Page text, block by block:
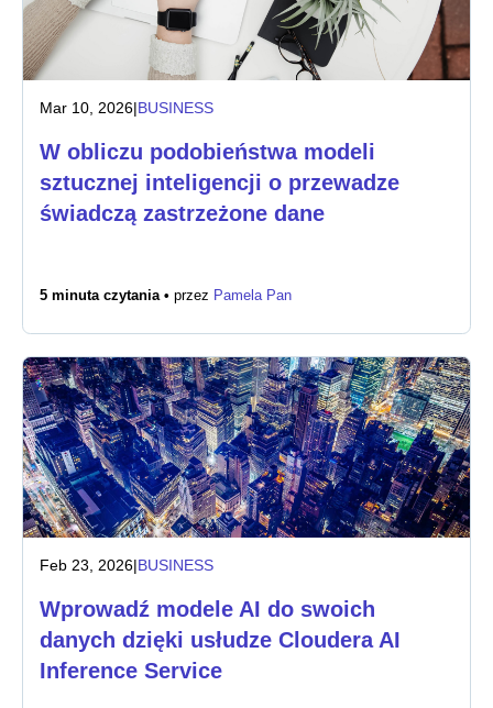
Mar 10, 2026|BUSINESS
W obliczu podobieństwa modeli
sztucznej inteligencji o przewadze
świadczą zastrzeżone dane
5 minuta czytania • przez Pamela Pan
Feb 23, 2026|BUSINESS
Wprowadź modele AI do swoich
danych dzięki usłudze Cloudera AI
Inference Service